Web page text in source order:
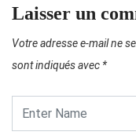
Laisser un
Votre adresse e-mail ne
sont indiqués avec *